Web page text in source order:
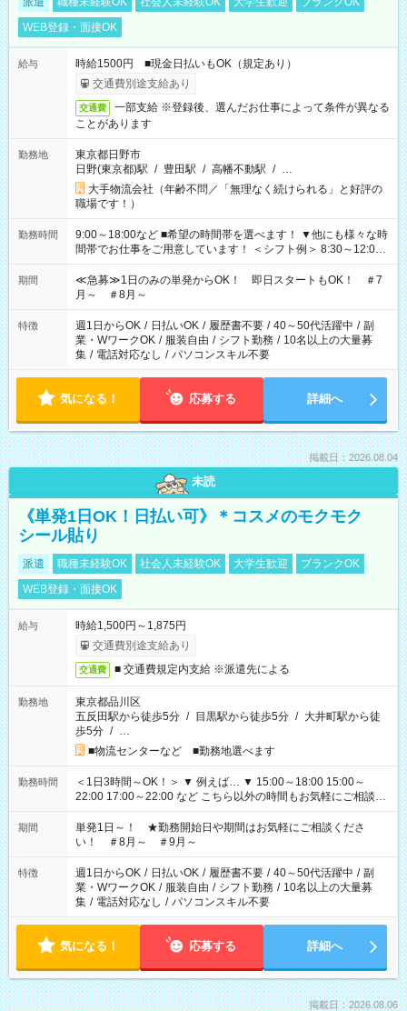
WEB登録・面接OK
給与
時給1500円 ■現金日払いもOK（規定あり）
交通費別途支給あり
交通費
一部支給 ※登録後、選んだお仕事によって条件が異なる
ことがあります
勤務地
東京都日野市
日野(東京都)駅 / 豊田駅 / 高幡不動駅 / …
大手物流会社（年齢不問／「無理なく続けられる」と好評の
職場です！）
勤務時間
9:00～18:00など ■希望の時間帯を選べます！ ▼他にも様々な時
間帯でお仕事をご用意しています！ ＜シフト例＞ 8:30～12:00
17:00～22:00 13:00～22:00 22:00～翌6:00 など
期間
≪急募≫1日のみの単発からOK！ 即日スタートもOK！ ＃7
月～ ＃8月～
特徴 週1日からOK / 日払いOK / 履歴書不要 / 40～50代活躍中 / 副
業・WワークOK / 服装自由 / シフト勤務 / 10名以上の大量募
集 / 電話対応なし / パソコンスキル不要
気になる！ 応募する 詳細へ
掲載日：2026.08.04
未読
《単発1日OK！日払い可》＊コスメのモクモク
シール貼り
派遣 職種未経験OK 社会人未経験OK 大学生歓迎
ブランクOK
WEB登録・面接OK
給与
時給1,500円～1,875円
交通費別途支給あり
交通費 ■ 交通費規定内支給 ※派遣先による
勤務地
東京都品川区
五反田駅から徒歩5分 / 目黒駅から徒歩5分 / 大井町駅から徒
歩5分 / …
■物流センターなど ■勤務地選べます
勤務時間
＜1日3時間～OK！＞ ▼ 例えば… ▼ 15:00～18:00 15:00～
22:00 17:00～22:00 など こちら以外の時間もお気軽にご相談く
ださい！
期間
単発1日～！ ★勤務開始日や期間はお気軽にご相談くださ
い！ ＃8月～ ＃9月～
特徴 週1日からOK / 日払いOK / 履歴書不要 / 40～50代活躍中 / 副
業・WワークOK / 服装自由 / シフト勤務 / 10名以上の大量募
集 / 電話対応なし / パソコンスキル不要
気になる！ 応募する 詳細へ
掲載日：2026.08.06